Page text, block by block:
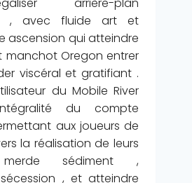
arrière-plan
, avec fluide art et
ascension qui atteindre
manchot Oregon entrer
viscéral et gratifiant .
du Mobile River
du compte
aux joueurs de
la réalisation de leurs
merde sédiment ,
, et atteindre